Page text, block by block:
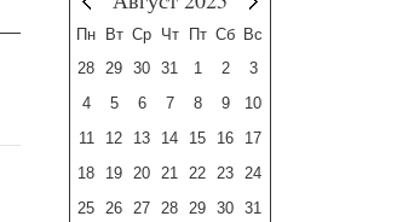
Пн Вт Ср Чт Пт Сб Вс
28
29 30 31 1 2
3
4
5 6 7 8 9
10
11
12 13 14 15 16
17
18
19 20 21 22 23
24
25
26 27 28 29 30 31